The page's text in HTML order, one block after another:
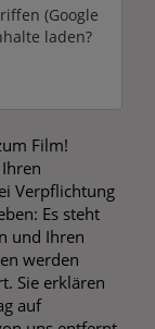
(Google
laden?
Film!
Verpflichtung
Es steht
und Ihren
werden
Sie erklären
auf